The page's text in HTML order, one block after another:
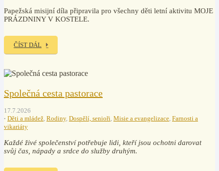
Papežská misijní díla připravila pro všechny děti letní aktivitu MOJE
PRÁZDNINY V KOSTELE.
ČÍST DÁL
Společná cesta pastorace
17.7.2026
Děti a mládež, Rodiny, Dospělí, senioři, Misie a evangelizace, Farnosti a
vikariáty
Každé živé společenství potřebuje lidi, kteří jsou ochotni darovat
svůj čas, nápady a srdce do služby druhým.